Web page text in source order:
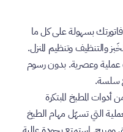
بسهولة على كل ما
والتنظيف وتنظيم المنزل.
عملية وعصرية. بدون رسوم
سلسة.
المطبخ المبتكرة
التي تسهّل مهام الطبخ